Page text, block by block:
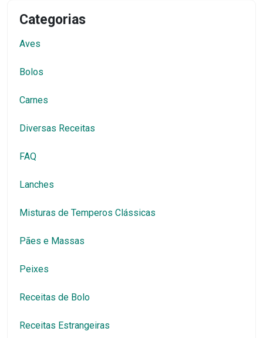
Categorias
Aves
Bolos
Carnes
Diversas Receitas
FAQ
Lanches
Misturas de Temperos Clássicas
Pães e Massas
Peixes
Receitas de Bolo
Receitas Estrangeiras